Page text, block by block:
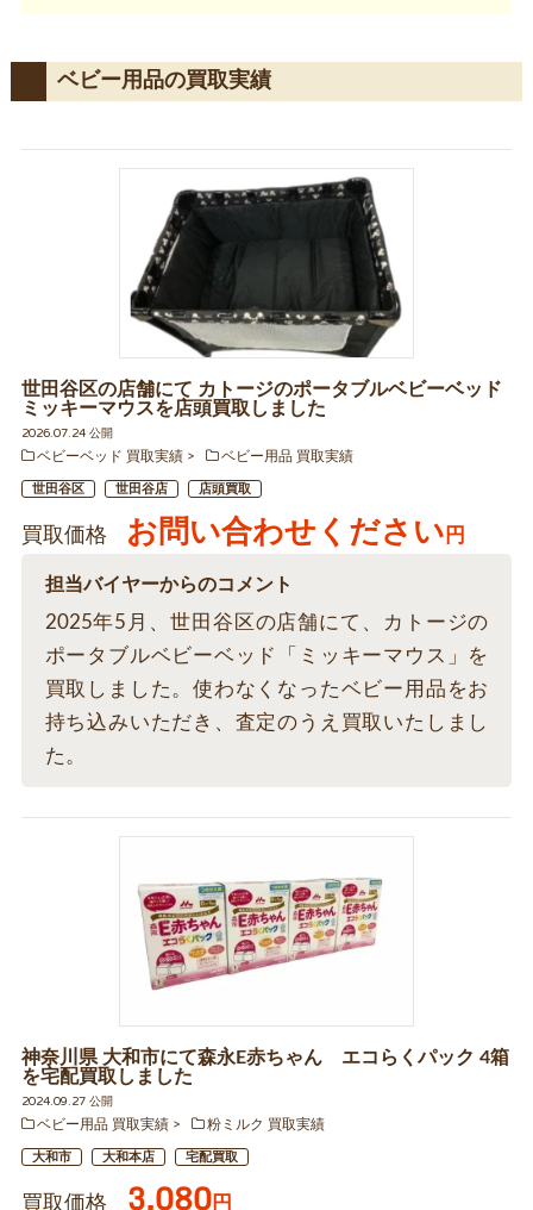
ベビー用品の買取実績
世田谷区の店舗にて カトージのポータブルベビーベッド
ミッキーマウスを店頭買取しました
2026.07.24 公開
ベビーベッド 買取実績
ベビー用品 買取実績
世田谷区 世田谷店 店頭買取
買取価格 お問い合わせください 円
担当バイヤーからのコメント
2025年5月、世田谷区の店舗にて、カトージの
ポータブルベビーベッド「ミッキーマウス」を
買取しました。使わなくなったベビー用品をお
持ち込みいただき、査定のうえ買取いたしまし
た。
神奈川県 大和市にて森永E赤ちゃん エコらくパック 4箱
を宅配買取しました
2024.09.27 公開
ベビー用品 買取実績
粉ミルク 買取実績
大和市 大和本店 宅配買取
買取価格 3,080円